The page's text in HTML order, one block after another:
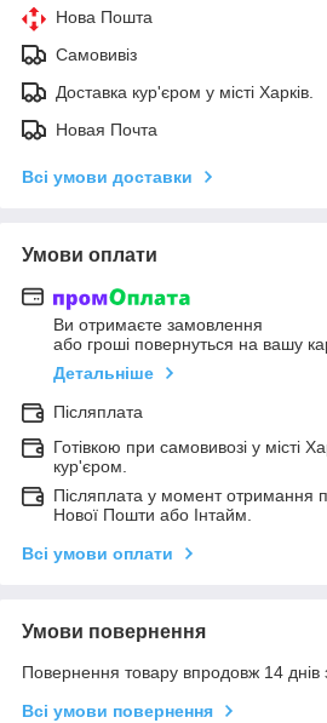
Нова Пошта
Самовивіз
Доставка кур'єром у місті Харків.
Новая Почта
Всі умови доставки
Умови оплати
Ви отримаєте замовлення
або гроші повернуться на вашу
Детальніше
Післяплата
Готівкою при самовивозі у місті
кур'єром.
Післяплата у момент отримання
Нової Пошти або Інтайм.
Всі умови оплати
Умови повернення
Повернення товару впродовж 14 днів
Всі умови повернення